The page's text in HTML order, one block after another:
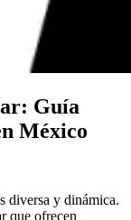
Guía
México
diversa y dinámica.
que ofrecen